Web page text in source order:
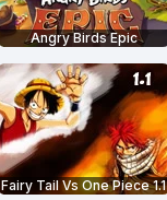
Angry Birds Epic
Fairy Tail Vs One Piece 1.1